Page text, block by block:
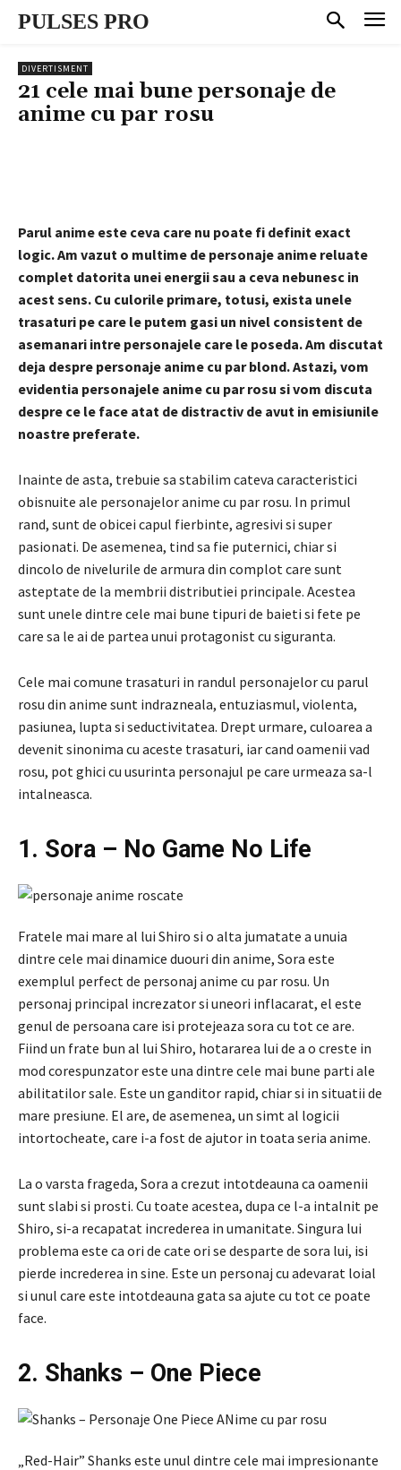
PULSES PRO
DIVERTISMENT
21 cele mai bune personaje de
anime cu par rosu
Parul anime este ceva care nu poate fi definit exact
logic. Am vazut o multime de personaje anime reluate
complet datorita unei energii sau a ceva nebunesc in
acest sens. Cu culorile primare, totusi, exista unele
trasaturi pe care le putem gasi un nivel consistent de
asemanari intre personajele care le poseda. Am discutat
deja despre personaje anime cu par blond. Astazi, vom
evidentia personajele anime cu par rosu si vom discuta
despre ce le face atat de distractiv de avut in emisiunile
noastre preferate.
Inainte de asta, trebuie sa stabilim cateva caracteristici
obisnuite ale personajelor anime cu par rosu. In primul
rand, sunt de obicei capul fierbinte, agresivi si super
pasionati. De asemenea, tind sa fie puternici, chiar si
dincolo de nivelurile de armura din complot care sunt
asteptate de la membrii distributiei principale. Acestea
sunt unele dintre cele mai bune tipuri de baieti si fete pe
care sa le ai de partea unui protagonist cu siguranta.
Cele mai comune trasaturi in randul personajelor cu parul
rosu din anime sunt indrazneala, entuziasmul, violenta,
pasiunea, lupta si seductivitatea. Drept urmare, culoarea a
devenit sinonima cu aceste trasaturi, iar cand oamenii vad
rosu, pot ghici cu usurinta personajul pe care urmeaza sa-l
intalneasca.
1. Sora – No Game No Life
Fratele mai mare al lui Shiro si o alta jumatate a unuia
dintre cele mai dinamice duouri din anime, Sora este
exemplul perfect de personaj anime cu par rosu. Un
personaj principal increzator si uneori inflacarat, el este
genul de persoana care isi protejeaza sora cu tot ce are.
Fiind un frate bun al lui Shiro, hotararea lui de a o creste in
mod corespunzator este una dintre cele mai bune parti ale
abilitatilor sale. Este un ganditor rapid, chiar si in situatii de
mare presiune. El are, de asemenea, un simt al logicii
intortocheate, care i-a fost de ajutor in toata seria anime.
La o varsta frageda, Sora a crezut intotdeauna ca oamenii
sunt slabi si prosti. Cu toate acestea, dupa ce l-a intalnit pe
Shiro, si-a recapatat increderea in umanitate. Singura lui
problema este ca ori de cate ori se desparte de sora lui, isi
pierde increderea in sine. Este un personaj cu adevarat loial
si unul care este intotdeauna gata sa ajute cu tot ce poate
face.
2. Shanks – One Piece
„Red-Hair” Shanks este unul dintre cele mai impresionante